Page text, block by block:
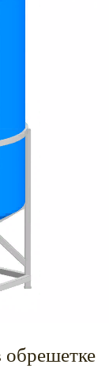
обрешетке